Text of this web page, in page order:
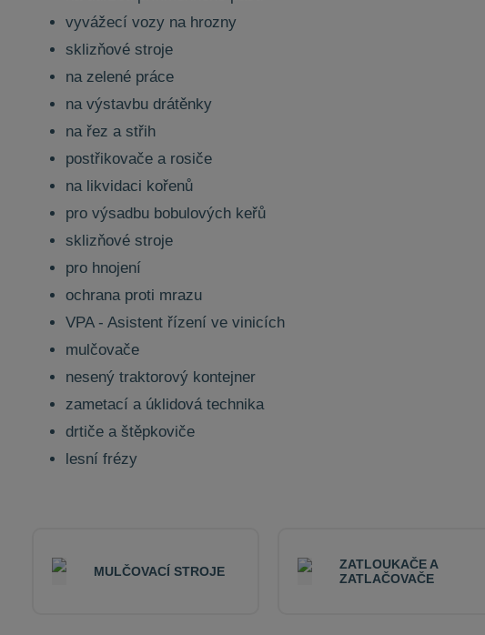
vyvážecí vozy na hrozny
sklizňové stroje
na zelené práce
na výstavbu drátěnky
na řez a střih
postřikovače a rosiče
na likvidaci kořenů
pro výsadbu bobulových keřů
sklizňové stroje
pro hnojení
ochrana proti mrazu
VPA - Asistent řízení ve vinicích
mulčovače
nesený traktorový kontejner
zametací a úklidová technika
drtiče a štěpkoviče
lesní frézy
MULČOVACÍ STROJE
ZATLOUKAČE A
ZATLAČOVAČE